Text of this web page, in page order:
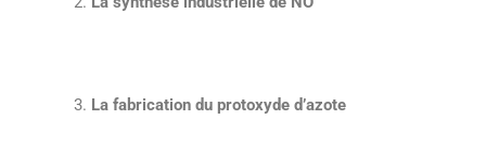
La fabrication du protoxyde d’azote